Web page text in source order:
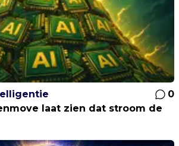
0
laat zien dat stroom de